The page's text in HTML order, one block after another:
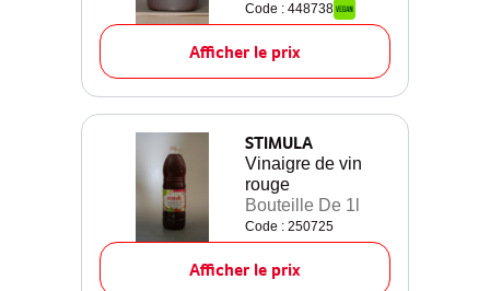
Code : 448738
Afficher le prix
STIMULA
Vinaigre de vin
rouge
Bouteille De 1l
Code : 250725
Afficher le prix